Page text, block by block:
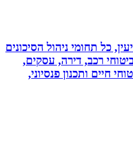
תחומי ניהול הסיכונים
רכב, דירה, עסקים,
ותכנון פנסיוני,